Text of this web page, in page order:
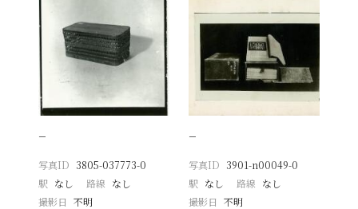
−
写真ID 3805-037773-0
駅 なし 路線 なし
撮影日
不明
−
写真ID 3901-n00049-0
駅 なし 路線 なし
撮影日 不明